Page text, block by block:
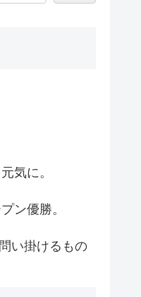
気に。
ン優勝。
い掛けるもの